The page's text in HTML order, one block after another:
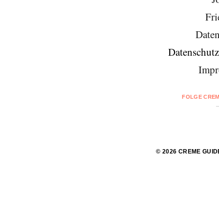
FOLGE
© 2026 CREME